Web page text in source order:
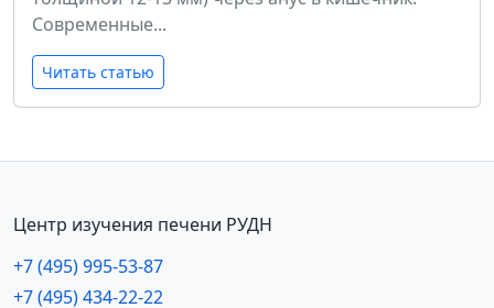
Современные...
Читать статью
Центр изучения печени РУДН
+7 (495) 995-53-87
+7 (495) 434-22-22